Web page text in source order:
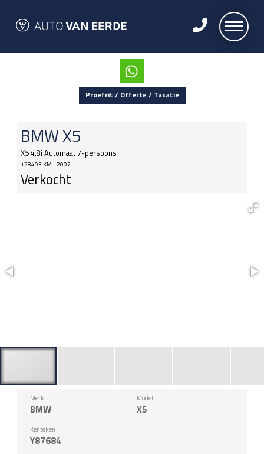
Proefrit / Offerte / Taxatie
BMWX5
X5 4.8i Automaat 7-persoons
128493 KM - 2007
Verkocht
Merk
BMW
Model
X5
Kenteken
Y87684